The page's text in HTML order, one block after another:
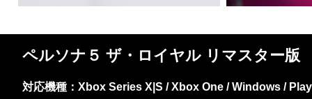
ペルソナ５ ザ・ロイヤル リマスター版
対応機種：Xbox Series X|S / Xbox One / Windows /